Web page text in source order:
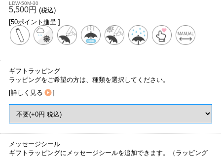
LDW-50M-30
5,500円 (税込)
[50ポイント進呈 ]
ギフトラッピング
ラッピングをご希望の方は、種類を選択してください。
[詳しく見る ]
メッセージシール
ギフトラッピングにメッセージシールを追加できます。（ラッピング